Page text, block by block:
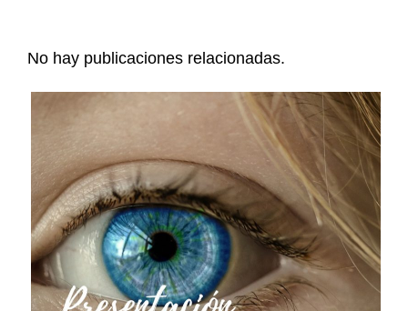
No hay publicaciones relacionadas.